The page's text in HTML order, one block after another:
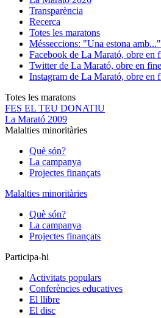
Transparència
Recerca
Totes les maratons
Mésseccions: "Una estona
Facebook de La Marató, obre en
Twitter de La Marató, obre en
Instagram de La Marató, obre en
Totes les maratons
FES EL TEU DONATIU
La Marató 2009
Malalties minoritàries
Què són?
La campanya
Projectes finançats
Malalties minoritàries
Què són?
La campanya
Projectes finançats
Participa-hi
Activitats populars
Conferències educatives
El llibre
El disc